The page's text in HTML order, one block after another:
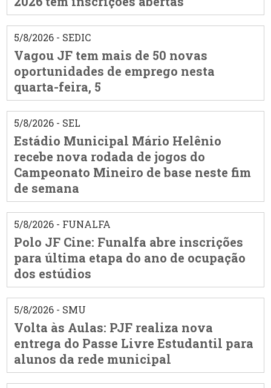
5/8/2026 - SEDIC
Vagou JF tem mais de 50 novas
oportunidades de emprego nesta
quarta-feira, 5
5/8/2026 - SEL
Estádio Municipal Mário Helênio
recebe nova rodada de jogos do
Campeonato Mineiro de base neste fim
de semana
5/8/2026 - FUNALFA
Polo JF Cine: Funalfa abre inscrições
para última etapa do ano de ocupação
dos estúdios
5/8/2026 - SMU
Volta às Aulas: PJF realiza nova
entrega do Passe Livre Estudantil para
alunos da rede municipal